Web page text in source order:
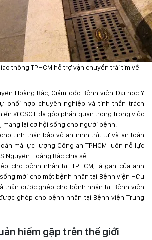
thông TPHCM hỗ trợ vận chuyển trái tim về
Hoàng Bắc, Giám đốc Bệnh viện Đại học Y
phối hợp chuyên nghiệp và tinh thần trách
sĩ CSGT đã góp phần quan trọng trong việc
mang lại cơ hội sống cho người bệnh.
tinh thần bảo vệ an ninh trật tự và an toàn
mà lực lượng Công an TPHCM luôn nỗ lực
Nguyễn Hoàng Bắc chia sẻ.
cho bệnh nhân tại TPHCM, lá gan của anh
mới cho một bệnh nhân tại Bệnh viện Hữu
thận được ghép cho bệnh nhân tại Bệnh viện
ghép cho bệnh nhân tại Bệnh viện Trung
hiếm gặp trên thế giới